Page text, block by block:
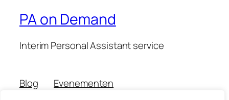
PA on Demand
Interim Personal Assistant service
Blog
Evenementen